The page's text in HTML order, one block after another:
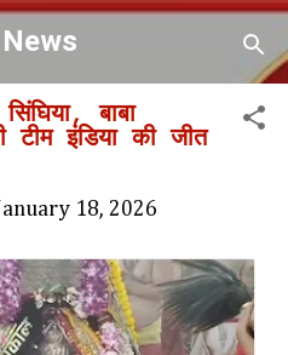
content
बाबा
इंडिया की जीत
January 18, 2026